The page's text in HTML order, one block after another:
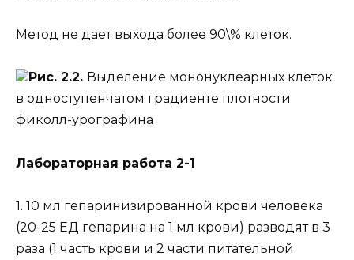
Метод не дает выхода более 90\% клеток.
Рис. 2.2. Выделение мононуклеарных клеток
в одноступенчатом градиенте плотности
фиколл-урографина
Лабораторная работа 2-1
1. 10 мл гепаринизированной крови человека
(20-25 ЕД гепарина на 1 мл крови) разводят в 3
раза (1 часть крови и 2 части питательной